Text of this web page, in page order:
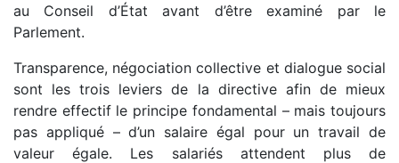
au Conseil d’État avant d’être examiné par le
Parlement.
Transparence, négociation collective et dialogue social
sont les trois leviers de la directive afin de mieux
rendre effectif le principe fondamental – mais toujours
pas appliqué – d’un salaire égal pour un travail de
valeur égale. Les salariés attendent plus de